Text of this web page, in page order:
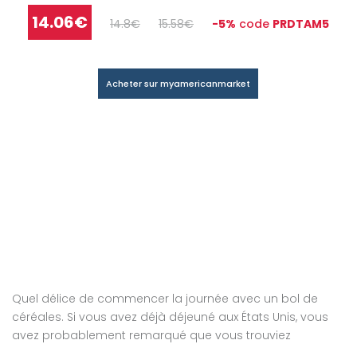
14.06€ 14.8€ 15.58€ -5% code PRDTAM5
Acheter sur myamericanmarket
Quel délice de commencer la journée avec un bol de
céréales. Si vous avez déjà déjeuné aux États Unis, vous
avez probablement remarqué que vous trouviez